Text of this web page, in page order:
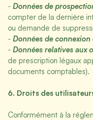
- Données de
compter de la dernière
ou demande de
- Données de
- Données relatives aux
de prescription légaux
documents comptables).
6. Droits des
Conformément à la